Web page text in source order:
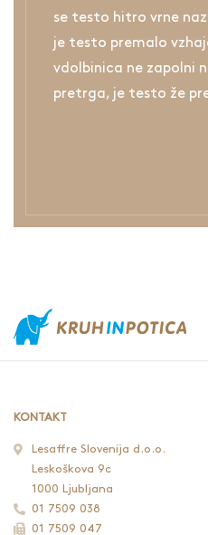
se testo hitro vrne
je testo premalo
vdolbinica ne zapolni
pretrga, je testo že
KONTAKT
Lesaffre Slovenija d.o.o.
Leskoškova 9c
1000 Ljubljana
01 7509 038
01 7509 047